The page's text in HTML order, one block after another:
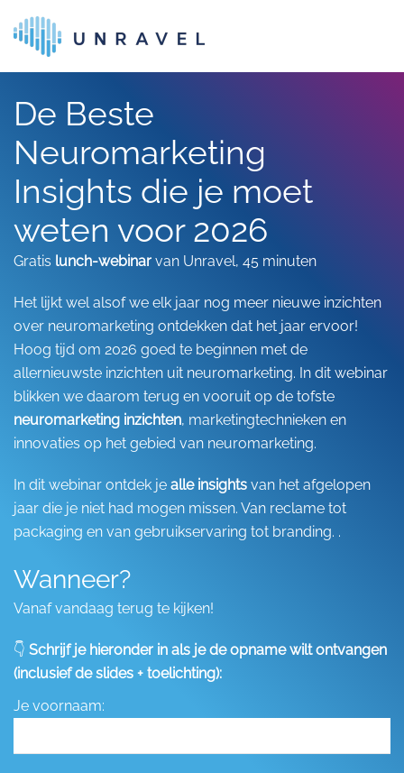
Skip to main content
De Beste
Neuromarketing
Insights die je moet
weten voor 2026
Gratis lunch-webinar van Unravel, 45 minuten
Het lijkt wel alsof we elk jaar nog meer nieuwe inzichten
over neuromarketing ontdekken dat het jaar ervoor!
Hoog tijd om 2026 goed te beginnen met de
allernieuwste inzichten uit neuromarketing. In dit webinar
blikken we daarom terug en vooruit op de tofste
neuromarketing inzichten, marketingtechnieken en
innovaties op het gebied van neuromarketing.
In dit webinar ontdek je alle insights van het afgelopen
jaar die je niet had mogen missen. Van reclame tot
packaging en van gebruikservaring tot branding. .
Wanneer?
Vanaf vandaag terug te kijken!
👇 Schrijf je hieronder in als je de opname wilt ontvangen
(inclusief de slides + toelichting):
Je voornaam: